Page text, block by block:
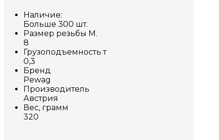
Наличие:
Больше 300 шт.
Размер резьбы М.
8
Грузоподъемность т
0,3
Бренд
Pewag
Производитель
Австрия
Вес, грамм
320